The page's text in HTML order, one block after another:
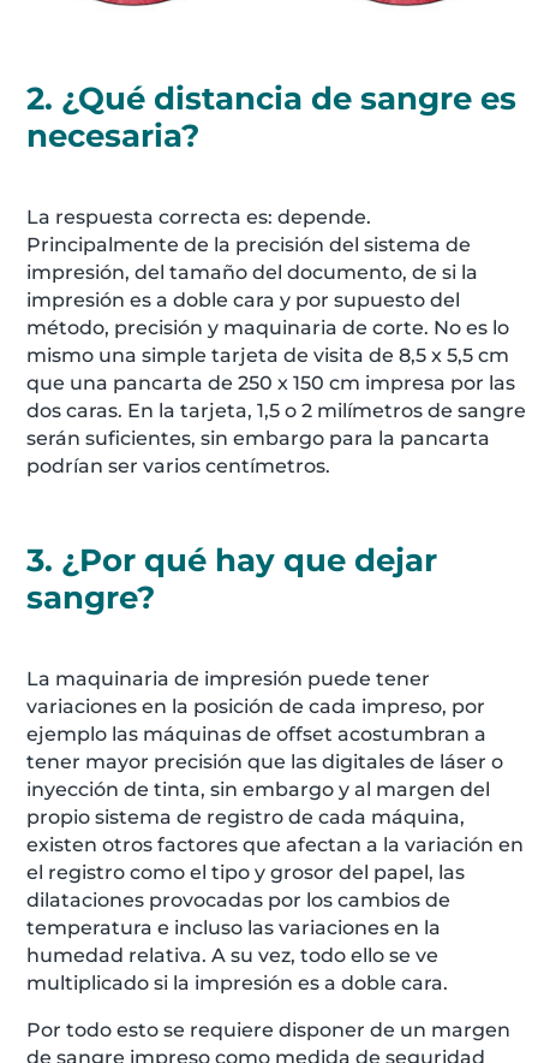
2. ¿Qué distancia de sangre es
necesaria?
La respuesta correcta es: depende.
Principalmente de la precisión del sistema de
impresión, del tamaño del documento, de si la
impresión es a doble cara y por supuesto del
método, precisión y maquinaria de corte. No es lo
mismo una simple tarjeta de visita de 8,5 x 5,5 cm
que una pancarta de 250 x 150 cm impresa por las
dos caras. En la tarjeta, 1,5 o 2 milímetros de sangre
serán suficientes, sin embargo para la pancarta
podrían ser varios centímetros.
3. ¿Por qué hay que dejar
sangre?
La maquinaria de impresión puede tener
variaciones en la posición de cada impreso, por
ejemplo las máquinas de offset acostumbran a
tener mayor precisión que las digitales de láser o
inyección de tinta, sin embargo y al margen del
propio sistema de registro de cada máquina,
existen otros factores que afectan a la variación en
el registro como el tipo y grosor del papel, las
dilataciones provocadas por los cambios de
temperatura e incluso las variaciones en la
humedad relativa. A su vez, todo ello se ve
multiplicado si la impresión es a doble cara.
Por todo esto se requiere disponer de un margen
de sangre impreso como medida de seguridad